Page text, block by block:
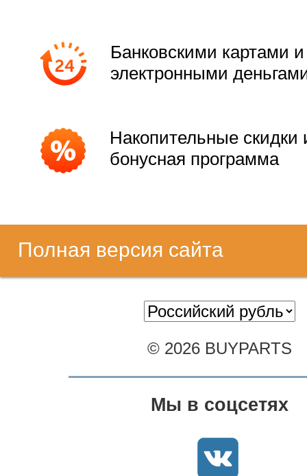
Банковскими картами и
электронными
Накопительные скидки
бонусная программа
Полная версия сайта
© 2026 BUYPARTS
Мы в соцсетях